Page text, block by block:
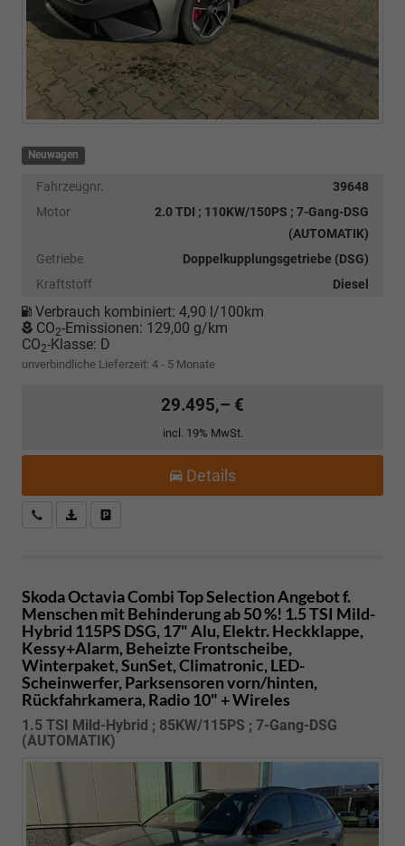
Neuwagen
Fahrzeugnr.
39648
Motor
2.0 TDI ; 110KW/150PS ; 7-Gang-DSG
(AUTOMATIK)
Getriebe
Doppelkupplungsgetriebe (DSG)
Kraftstoff
Diesel
Verbrauch kombiniert: 4,90 l/100km
CO2-Emissionen: 129,00 g/km
CO2-Klasse: D
unverbindliche Lieferzeit: 4 - 5 Monate
29.495,– €
incl. 19% MwSt.
Details
Kostenloser Rückruf-Service
PDF-Datei, Fahrzeugexposé drucken
Skoda Octavia CombiTop Selection Angebot f.
Menschen mit Behinderung ab 50 %! 1.5 TSI Mild-
Hybrid 115PS DSG, 17" Alu, Elektr. Heckklappe,
Kessy+Alarm, Beheizte Frontscheibe,
Winterpaket, SunSet, Climatronic, LED-
Scheinwerfer, Parksensoren vorn/hinten,
Rückfahrkamera, Radio 10" + Wireles
1.5 TSI Mild-Hybrid ; 85KW/115PS ; 7-Gang-DSG
(AUTOMATIK)